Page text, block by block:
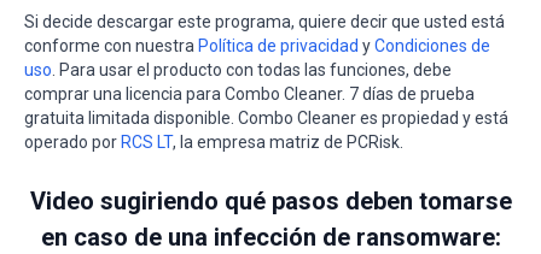
Si decide descargar este programa, quiere decir que usted está
conforme con nuestra Política de privacidad yCondiciones de
uso . Para usar el producto con todas las funciones, debe
comprar una licencia para Combo Cleaner. 7 días de prueba
gratuita limitada disponible. Combo Cleaner es propiedad y está
operado por RCS LT, la empresa matriz de PCRisk.
Video sugiriendo qué pasos deben tomarse
en caso de una infección de ransomware: